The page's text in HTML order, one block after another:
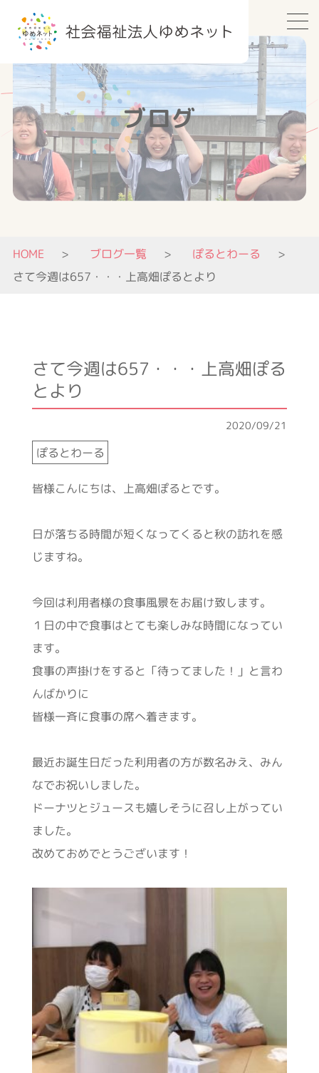
ブログ
HOME ブログ一覧
ぽるとわーる
さて今週は657・・・上高畑ぽるとより
さて今週は657・・・上高畑ぽる
とより
ぽるとわーる
2020/09/21
皆様こんにちは、上高畑ぽるとです。
日が落ちる時間が短くなってくると秋の訪れを感
じますね。
今回は利用者様の食事風景をお届け致します。
１日の中で食事はとても楽しみな時間になってい
ます。
食事の声掛けをすると「待ってました！」と言わ
んばかりに
皆様一斉に食事の席へ着きます。
最近お誕生日だった利用者の方が数名みえ、みん
なでお祝いしました。
ドーナツとジュースも嬉しそうに召し上がってい
ました。
改めておめでとうございます！